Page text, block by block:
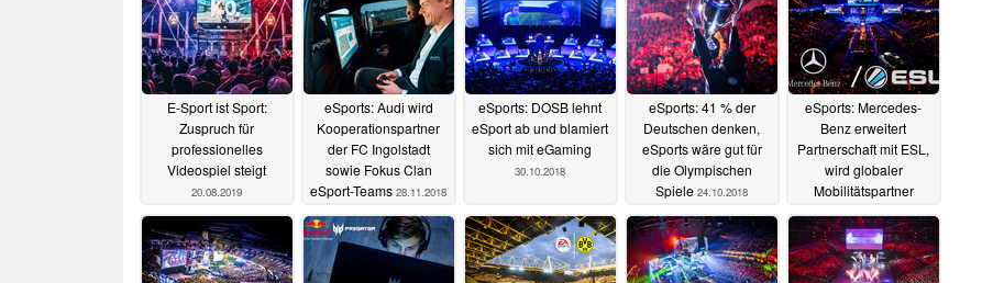
E-Sport ist Sport:
Zuspruch für
professionelles
Videospiel steigt
20.08.2019
eSports: Audi wird
Kooperationspartner
der FC Ingolstadt
sowie Fokus Clan
eSport-Teams 28.11.2018
eSports: DOSB lehnt
eSport ab und blamiert
sich mit eGaming
30.10.2018
eSports: 41 % der
Deutschen denken,
eSports wäre gut für
die Olympischen
Spiele 24.10.2018
eSports: Mercedes-
Benz erweitert
Partnerschaft mit ESL,
wird globaler
Mobilitätspartner
19.10.2018